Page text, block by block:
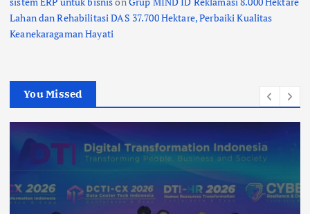
Lahan dan Rehabilitasi DAS 37.700 Hektare, Perbaiki Kualitas
Keanekaragaman Hayati
You Missed